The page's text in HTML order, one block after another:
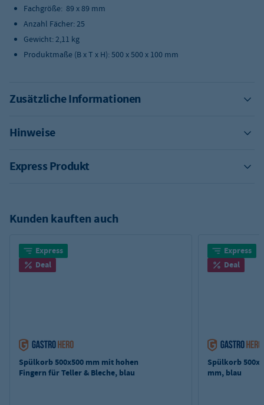
Fachgröße: 89 x 89 mm
Anzahl Fächer: 25
Gewicht: 2,11 kg
Produktmaße (B x T x H): 500 x 500 x 100 mm
Zusätzliche Informationen
Hinweise
Express Produkt
Kunden kauften auch
Express
Deal
Spülkorb 500x500 mm mit hohen
Fingern für Teller & Bleche, blau
Express
Deal
Spülkorb
mm, blau